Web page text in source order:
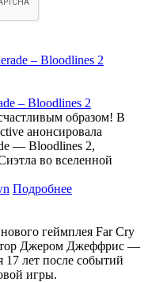
– Bloodlines 2
образом! В
анонсировала
— Bloodlines 2,
во вселенной
Подробнее
геймплея Far Cry
Джером Джеффрис —
17 лет после событий
игры.